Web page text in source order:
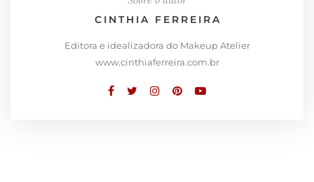
CINTHIA FERREIRA
Editora e idealizadora do Makeup Atelier
www.cinthiaferreira.com.br